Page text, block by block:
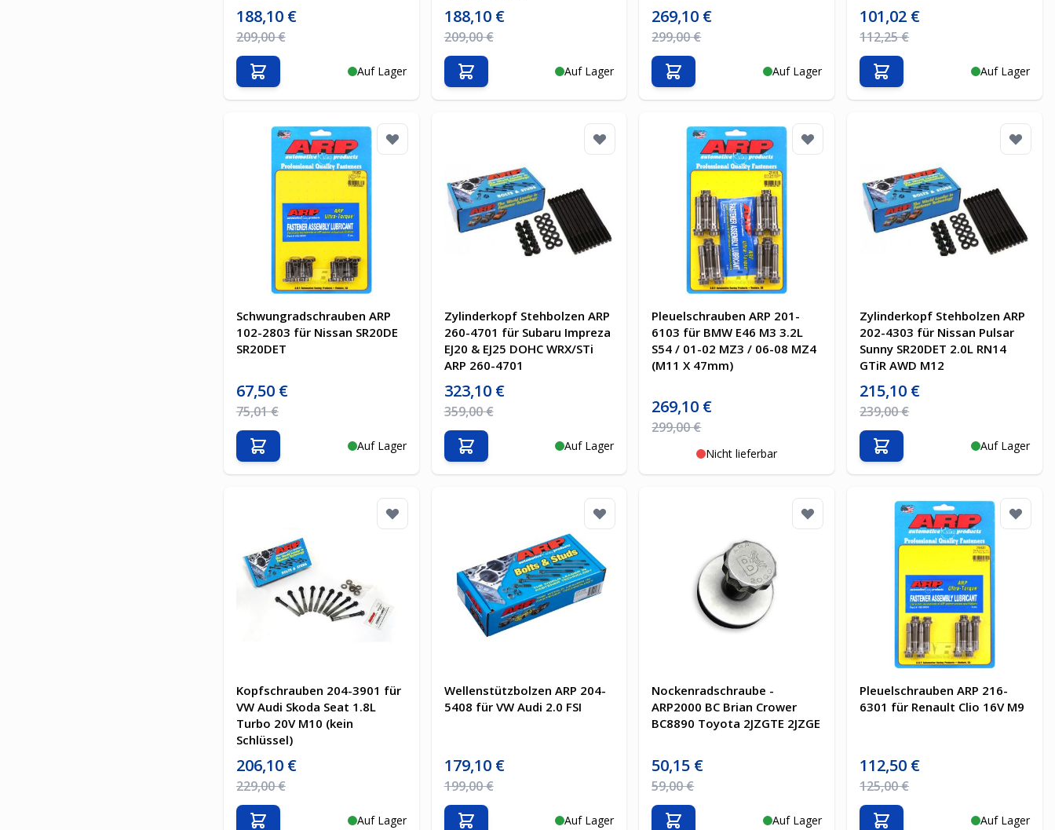
Sonderpreis
188,10 €
Regulärer Preis
209,00 €
Auf Lager
In den Warenkorb
Sonderpreis
188,10 €
Regulärer Preis
209,00 €
Auf Lager
In den Warenkorb
Sonderpreis
269,10 €
Regulärer Preis
299,00 €
Auf Lager
In den Warenkorb
Sonderpreis
101,02 €
Regulärer Preis
112,25 €
Auf Lager
In den Warenkorb
Schwungradschrauben ARP
102-2803 für Nissan SR20DE
SR20DET
Sonderpreis
67,50 €
Regulärer Preis
75,01 €
Auf Lager
In den Warenkorb
Zylinderkopf Stehbolzen ARP
260-4701 für Subaru Impreza
EJ20 & EJ25 DOHC WRX/STi
ARP 260-4701
Sonderpreis
323,10 €
Regulärer Preis
359,00 €
Auf Lager
In den Warenkorb
Pleuelschrauben ARP 201-
6103 für BMW E46 M3 3.2L
S54 / 01-02 MZ3 / 06-08 MZ4
(M11 X 47mm)
Sonderpreis
269,10 €
Regulärer Preis
299,00 €
Nicht lieferbar
Zylinderkopf Stehbolzen ARP
202-4303 für Nissan Pulsar
Sunny SR20DET 2.0L RN14
GTiR AWD M12
Sonderpreis
215,10 €
Regulärer Preis
239,00 €
Auf Lager
In den Warenkorb
Kopfschrauben 204-3901 für
VW Audi Skoda Seat 1.8L
Turbo 20V M10 (kein
Schlüssel)
Sonderpreis
206,10 €
Regulärer Preis
229,00 €
Auf Lager
In den Warenkorb
Wellenstützbolzen ARP 204-
5408 für VW Audi 2.0 FSI
Sonderpreis
179,10 €
Regulärer Preis
199,00 €
Auf Lager
In den Warenkorb
Nockenradschraube -
ARP2000 BC Brian Crower
BC8890 Toyota 2JZGTE 2JZGE
Sonderpreis
50,15 €
Regulärer Preis
59,00 €
Auf Lager
In den Warenkorb
Pleuelschrauben ARP 216-
6301 für Renault Clio 16V M9
Sonderpreis
112,50 €
Regulärer Preis
125,00 €
Auf Lager
In den Warenkorb